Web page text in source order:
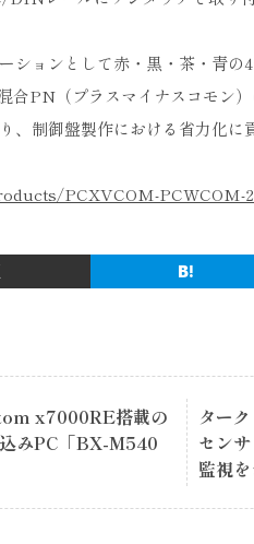
ションとして赤・黒・茶・青
合PN（プラスマイナスコモン
制御盤製作における省力化に
PCXVCOM-PCWCOM-
x7000RE搭載の
みPC「BX-M540
ター
セン
監視